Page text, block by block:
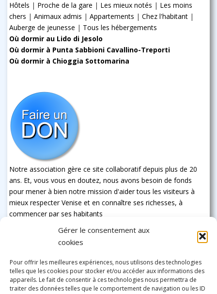
Gérer le consentement aux
cookies
Pour offrir les meilleures expériences, nous utilisons des technologies
telles que les cookies pour stocker et/ou accéder aux informations des
appareils. Le fait de consentir à ces technologies nous permettra de
traiter des données telles que le comportement de navigation ou les ID
Hôtels | Proche de la gare | Les mieux notés | Les moins
chers | Animaux admis | Appartements | Chez l'habitant |
Auberge de jeunesse | Tous les hébergements
Où dormir au Lido di Jesolo
Où dormir à Punta Sabbioni Cavallino-Treporti
Où dormir à Chioggia Sottomarina
Notre association gère ce site collaboratif depuis plus de 20
ans. Et, vous vous en doutez, nous avons besoin de fonds
pour mener à bien notre mission d'aider tous les visiteurs à
mieux respecter Venise et en connaître ses richesses, à
commencer par ses habitants